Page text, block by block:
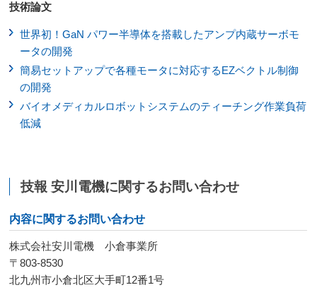
技術論文
世界初！GaN パワー半導体を搭載したアンプ内蔵サーボモ
ータの開発
簡易セットアップで各種モータに対応するEZベクトル制御
の開発
バイオメディカルロボットシステムのティーチング作業負荷
低減
技報 安川電機に関するお問い合わせ
内容に関するお問い合わせ
株式会社安川電機 小倉事業所
〒803-8530
北九州市小倉北区大手町12番1号